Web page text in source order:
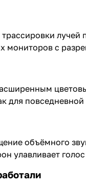
лучей
с
для
объёмного
улавливает